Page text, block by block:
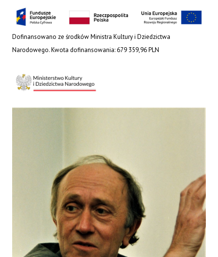
Dofinansowano ze środków Ministra Kultury i Dziedzictwa
Narodowego. Kwota dofinansowania: 679 359,96 PLN